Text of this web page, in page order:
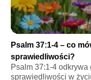
Psalm 37:1-4 – co
sprawiedliwości?
Psalm 37:1-4 odkrywa
sprawiedliwości w